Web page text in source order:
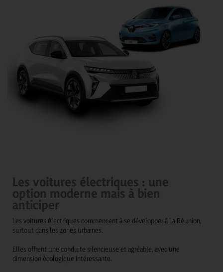
Les voitures électriques : une
option moderne mais à bien
anticiper
Les voitures électriques commencent à se développer à La Réunion,
surtout dans les zones urbaines.
Elles offrent une conduite silencieuse et agréable, avec une
dimension écologique intéressante.